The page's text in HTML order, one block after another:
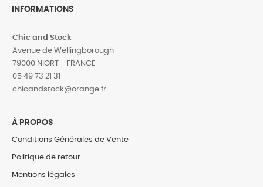
INFORMATIONS
Chic and Stock
Avenue de Wellingborough
79000 NIORT - FRANCE
05 49 73 21 31
‎chicandstock@orange.fr
À PROPOS
Conditions Générales de Vente
Politique de retour
Mentions légales